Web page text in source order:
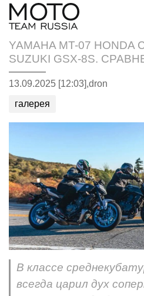
YAMAHA MT-07 HONDA
SUZUKI GSX-8S.
13.09.2025 [12:03],dron
галерея
В классе
всегда царил дух